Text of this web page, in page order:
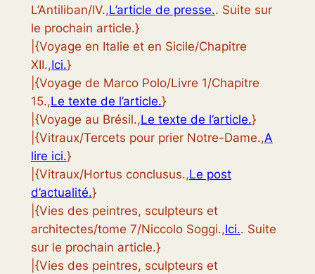
L’Antiliban/IV.,L’article de presse.. Suite sur
le prochain article.}
|{Voyage en Italie et en Sicile/Chapitre
XII.,Ici.}
|{Voyage de Marco Polo/Livre 1/Chapitre
15.,Le texte de l’article.}
|{Voyage au Brésil.,Le texte de l’article.}
|{Vitraux/Tercets pour prier Notre-Dame.,A
lire ici.}
|{Vitraux/Hortus conclusus.,Le post
d’actualité.}
|{Vies des peintres, sculpteurs et
architectes/tome 7/Niccolo Soggi.,Ici.. Suite
sur le prochain article.}
|{Vies des peintres, sculpteurs et